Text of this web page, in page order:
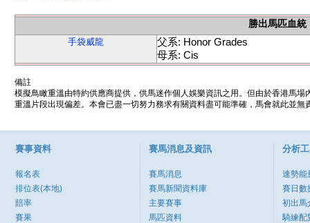
勝出馬匹血統
手袋威龍
父系: Honor Grades
母系: Cis
備註
模擬鳥瞰重溫由特約供應商提供，供馬迷作個人娛樂資訊之用。但由於香港馬
重溫片段出現偏差。本會已盡一切努力務求有關資料盡可能準確，馬會就此並
賽事資料
報名表
排位表(本地)
賠率
賽果
賽馬消息及資訊
賽馬消息
賽馬新聞資料庫
主要賽事
馬匹資料
分析
速勢能
賽日數
初出馬
騎練配